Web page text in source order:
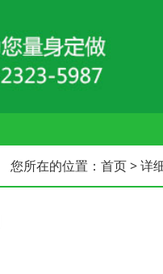
您所在的位置： 首页> 详